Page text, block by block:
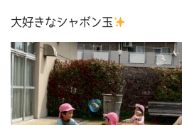
大好きなシャボン玉